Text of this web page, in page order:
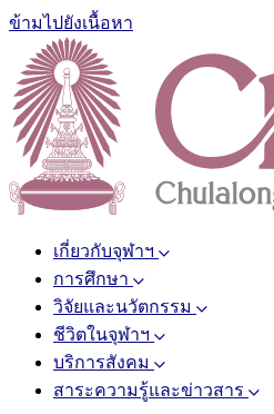
ข้ามไปยังเนื้อหา
เกี่ยวกับจุฬาฯ
การศึกษา
วิจัยและนวัตกรรม
ชีวิตในจุฬาฯ
บริการสังคม
สาระความรู้และข่าวสาร